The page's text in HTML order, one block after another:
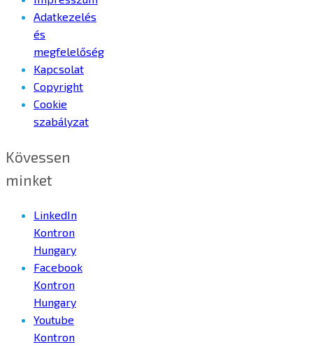
Adatkezelés
és
megfelelőség
Kapcsolat
Copyright
Cookie
szabályzat
Kövessen
minket
LinkedIn
Kontron
Hungary
Facebook
Kontron
Hungary
Youtube
Kontron